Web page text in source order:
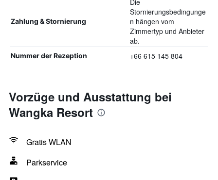
Zahlung & Stornierung
Die
Stornierungsbedingunge
n hängen vom
Zimmertyp und Anbieter
ab.
Nummer der Rezeption +66 615 145 804
Vorzüge und Ausstattung bei
Wangka Resort
Gratis WLAN
Parkservice